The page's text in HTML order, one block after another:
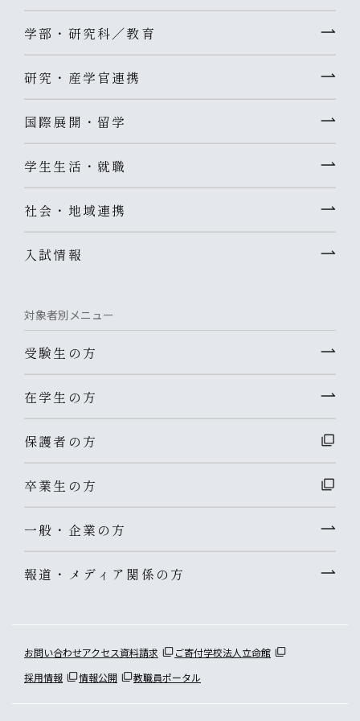
学部・研究科／教育
研究・産学官連携
国際展開・留学
学生生活・就職
社会・地域連携
入試情報
対象者別メニュー
受験生の方
在学生の方
保護者の方
卒業生の方
一般・企業の方
報道・メディア関係の方
お問い合わせアクセス資料請求 ご寄付学校法人立命館
採用情報
情報公開 教職員ポータル